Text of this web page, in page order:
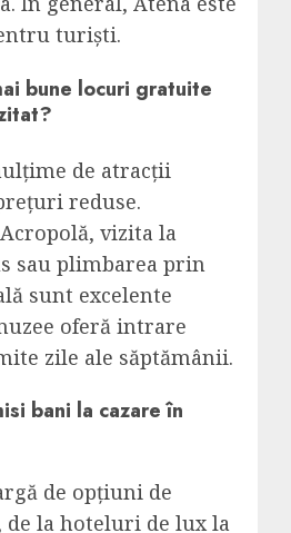
turiști.
bune locuri gratuite
de atracții
reduse.
vizita la
sau plimbarea prin
sunt excelente
oferă intrare
zile ale săptămânii.
bani la cazare în
de opțiuni de
de la hoteluri de lux la